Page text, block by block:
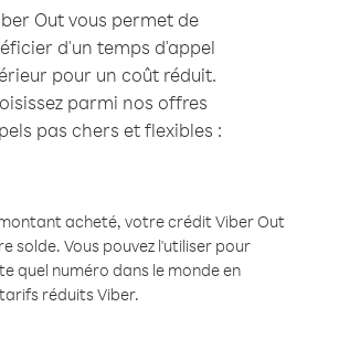
Out vous permet de
d'un temps d'appel
pour un coût réduit.
parmi nos offres
pas chers et flexibles :
acheté, votre crédit Viber Out
solde. Vous pouvez l'utiliser pour
quel numéro dans le monde en
réduits Viber.